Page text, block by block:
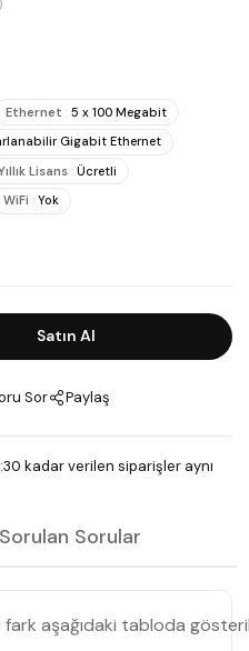
Ethernet : 5 x 100 Megabit
Gigabit Ethernet
Lisans : Ücretli
WiFi : Yok
Satın Al
Sor Paylaş
kadar verilen siparişler aynı
Sorular
fark aşağıdaki tabloda